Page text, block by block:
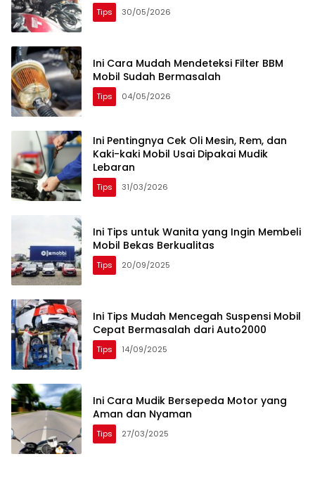
Tips 30/05/2026
Ini Cara Mudah Mendeteksi Filter BBM
Mobil Sudah Bermasalah
Tips 04/05/2026
Ini Pentingnya Cek Oli Mesin, Rem, dan
Kaki-kaki Mobil Usai Dipakai Mudik
Lebaran
Tips 31/03/2026
Ini Tips untuk Wanita yang Ingin Membeli
Mobil Bekas Berkualitas
Tips 20/09/2025
Ini Tips Mudah Mencegah Suspensi Mobil
Cepat Bermasalah dari Auto2000
Tips 14/09/2025
Ini Cara Mudik Bersepeda Motor yang
Aman dan Nyaman
Tips 27/03/2025